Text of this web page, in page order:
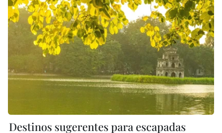
Destinos sugerentes para escapadas